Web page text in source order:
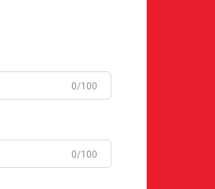
0/100
0/100